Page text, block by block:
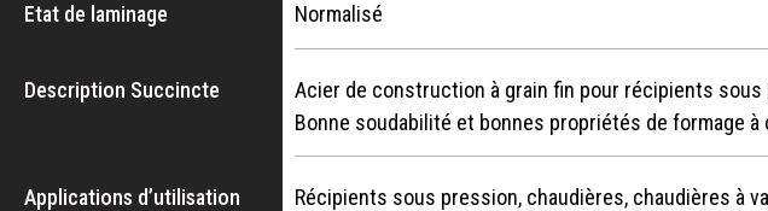
Etat de laminage Normalisé
Description Succincte
Acier de construction à grain fin pour récipients sous
Bonne soudabilité et bonnes propriétés de formage à
Applications d’utilisation Récipients sous pression, chaudières, chaudières à